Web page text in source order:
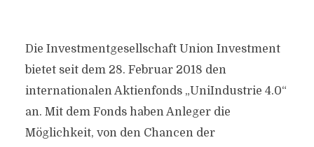
Die Investmentgesellschaft Union Investment
bietet seit dem 28. Februar 2018 den
internationalen Aktienfonds „UniIndustrie 4.0“
an. Mit dem Fonds haben Anleger die
Möglichkeit, von den Chancen der